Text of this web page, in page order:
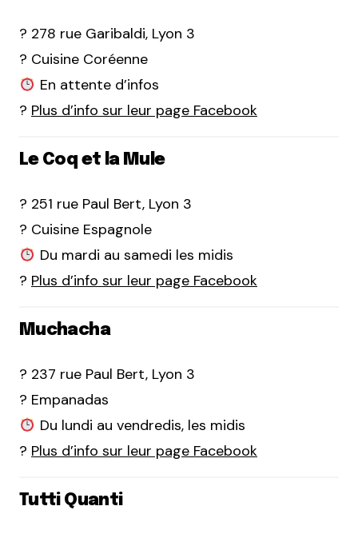
? 278 rue Garibaldi, Lyon 3
? Cuisine Coréenne
En attente d’infos
? Plus d’info sur leur page Facebook
Le Coq et la Mule
? 251 rue Paul Bert, Lyon 3
? Cuisine Espagnole
Du mardi au samedi les midis
? Plus d’info sur leur page Facebook
Muchacha
? 237 rue Paul Bert, Lyon 3
? Empanadas
Du lundi au vendredis, les midis
? Plus d’info sur leur page Facebook
Tutti Quanti